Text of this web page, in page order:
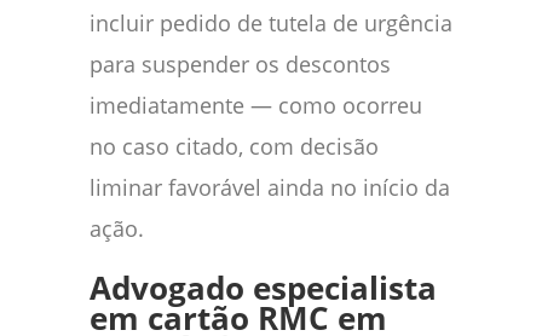
incluir pedido de tutela de urgência
para suspender os descontos
imediatamente — como ocorreu
no caso citado, com decisão
liminar favorável ainda no início da
ação.
Advogado especialista
em cartão RMC em